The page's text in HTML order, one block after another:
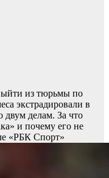
из тюрьмы по
экстрадировали в
двум делам. За что
и почему его не
«РБК Спорт»